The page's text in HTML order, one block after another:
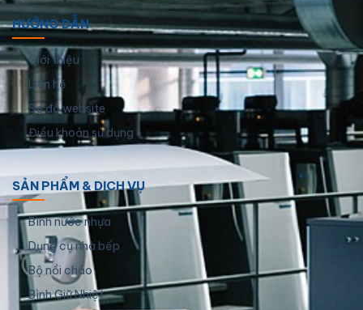
HƯỚNG DẪN
Giới thiệu
Liên hệ
Sơ đồ website
Điều khoản sử dụng
SẢN PHẨM & DỊCH VỤ
Bình nước nhựa
Dụng cụ nhà bếp
Bộ nồi chảo
Bình Giữ Nhiệt